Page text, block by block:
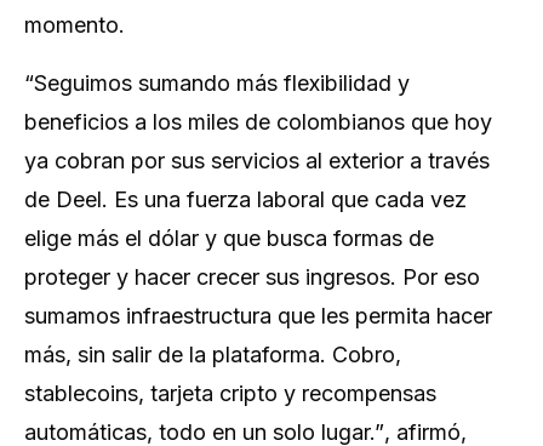
momento.
“Seguimos sumando más flexibilidad y
beneficios a los miles de colombianos que hoy
ya cobran por sus servicios al exterior a través
de Deel. Es una fuerza laboral que cada vez
elige más el dólar y que busca formas de
proteger y hacer crecer sus ingresos. Por eso
sumamos infraestructura que les permita hacer
más, sin salir de la plataforma. Cobro,
stablecoins, tarjeta cripto y recompensas
automáticas, todo en un solo lugar.”, afirmó,